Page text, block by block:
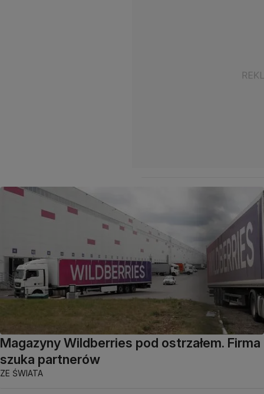
Magazyny Wildberries pod ostrzałem. Firma
szuka partnerów
ZE ŚWIATA